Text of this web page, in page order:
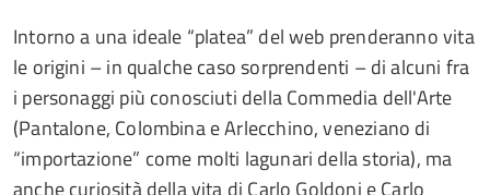
Intorno a una ideale “platea” del web prenderanno vita
le origini – in qualche caso sorprendenti – di alcuni fra
i personaggi più conosciuti della Commedia dell'Arte
(Pantalone, Colombina e Arlecchino, veneziano di
“importazione” come molti lagunari della storia), ma
anche curiosità della vita di Carlo Goldoni e Carlo